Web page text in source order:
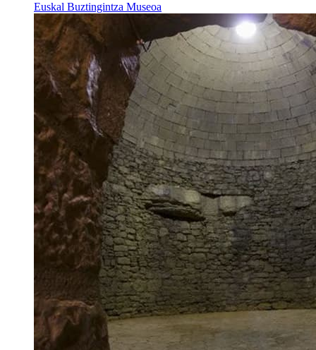
Euskal Buztingintza Museoa